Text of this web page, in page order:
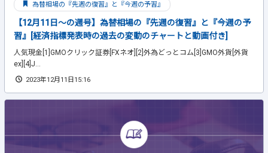
為替相場の『先週の復習』と『今週の予習』
【12月11日～の週号】為替相場の『先週の復習』と『今週の予
習』[経済指標発表時の過去の変動のチャートと動画付き]
人気現金[1]GMOクリック証券[FXネオ][2]外為どっとコム[3]GMO外貨[外貨
ex][4]J...
2023年12月11日15:16